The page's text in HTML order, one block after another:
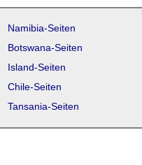
Namibia-Seiten
Botswana-Seiten
Island-Seiten
Chile-Seiten
Tansania-Seiten